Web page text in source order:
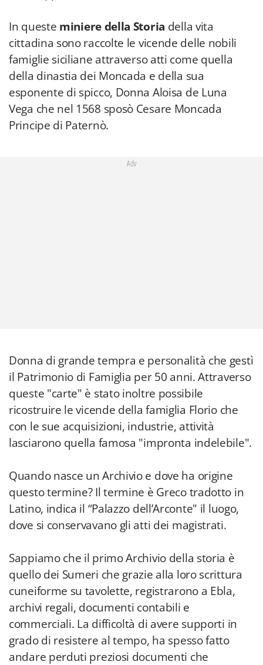
In queste miniere della Storia della vita
cittadina sono raccolte le vicende delle nobili
famiglie siciliane attraverso atti come quella
della dinastia dei Moncada e della sua
esponente di spicco, Donna Aloisa de Luna
Vega che nel 1568 sposò Cesare Moncada
Principe di Paternò.
Adv
Donna di grande tempra e personalità che gestì
il Patrimonio di Famiglia per 50 anni. Attraverso
queste "carte" è stato inoltre possibile
ricostruire le vicende della famiglia Florio che
con le sue acquisizioni, industrie, attività
lasciarono quella famosa "impronta indelebile".
Quando nasce un Archivio e dove ha origine
questo termine? Il termine è Greco tradotto in
Latino, indica il “Palazzo dell’Arconte" il luogo,
dove si conservavano gli atti dei magistrati.
Sappiamo che il primo Archivio della storia è
quello dei Sumeri che grazie alla loro scrittura
cuneiforme su tavolette, registrarono a Ebla,
archivi regali, documenti contabili e
commerciali. La difficoltà di avere supporti in
grado di resistere al tempo, ha spesso fatto
andare perduti preziosi documenti che